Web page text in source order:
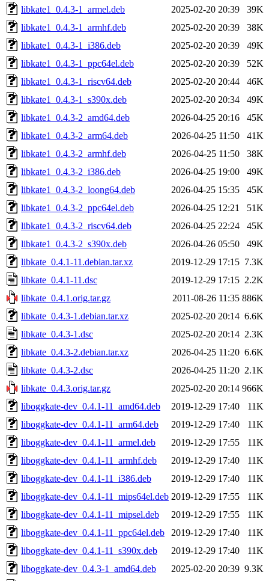
libkate1_0.4.3-1_armel.deb
2025-02-20 20:39
39K
libkate1_0.4.3-1_armhf.deb
2025-02-20 20:39
38K
libkate1_0.4.3-1_i386.deb
2025-02-20 20:39
49K
libkate1_0.4.3-1_ppc64el.deb
2025-02-20 20:39
52K
libkate1_0.4.3-1_riscv64.deb
2025-02-20 20:44
46K
libkate1_0.4.3-1_s390x.deb
2025-02-20 20:34
49K
libkate1_0.4.3-2_amd64.deb
2026-04-25 20:16
45K
libkate1_0.4.3-2_arm64.deb
2026-04-25 11:50
41K
libkate1_0.4.3-2_armhf.deb
2026-04-25 11:50
38K
libkate1_0.4.3-2_i386.deb
2026-04-25 19:00
49K
libkate1_0.4.3-2_loong64.deb
2026-04-25 15:35
45K
libkate1_0.4.3-2_ppc64el.deb
2026-04-25 12:21
51K
libkate1_0.4.3-2_riscv64.deb
2026-04-25 22:24
45K
libkate1_0.4.3-2_s390x.deb
2026-04-26 05:50
49K
libkate_0.4.1-11.debian.tar.xz
2019-12-29 17:15 7.3K
libkate_0.4.1-11.dsc
2019-12-29 17:15 2.2K
libkate_0.4.1.orig.tar.gz
2011-08-26 11:35 886K
libkate_0.4.3-1.debian.tar.xz
2025-02-20 20:14 6.6K
libkate_0.4.3-1.dsc
2025-02-20 20:14 2.3K
libkate_0.4.3-2.debian.tar.xz
2026-04-25 11:20 6.6K
libkate_0.4.3-2.dsc
2026-04-25 11:20 2.1K
libkate_0.4.3.orig.tar.gz
2025-02-20 20:14 966K
liboggkate-dev_0.4.1-11_amd64.deb
2019-12-29 17:40
11K
liboggkate-dev_0.4.1-11_arm64.deb
2019-12-29 17:40
11K
liboggkate-dev_0.4.1-11_armel.deb
2019-12-29 17:55
11K
liboggkate-dev_0.4.1-11_armhf.deb
2019-12-29 17:40
11K
liboggkate-dev_0.4.1-11_i386.deb
2019-12-29 17:40
11K
liboggkate-dev_0.4.1-11_mips64el.deb 2019-12-29 17:55
11K
liboggkate-dev_0.4.1-11_mipsel.deb
2019-12-29 17:55
11K
liboggkate-dev_0.4.1-11_ppc64el.deb
2019-12-29 17:40
11K
liboggkate-dev_0.4.1-11_s390x.deb
2019-12-29 17:40
11K
liboggkate-dev_0.4.3-1_amd64.deb
2025-02-20 20:39 9.3K